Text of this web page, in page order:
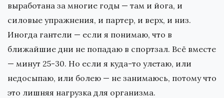
выработана за многие годы — там и йога, и
силовые упражнения, и партер, и верх, и низ.
Иногда гантели — если я понимаю, что в
ближайшие дни не попадаю в спортзал. Всё вместе
— минут 25-30. Но если я куда-то улетаю, или
недосыпаю, или болею — не занимаюсь, потому что
это лишняя нагрузка для организма.